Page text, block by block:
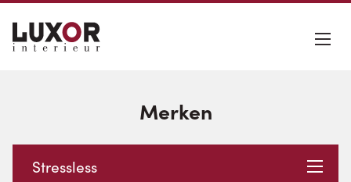
Merken
Stressless